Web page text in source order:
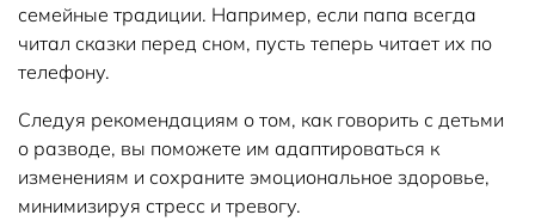
семейные традиции. Например, если папа всегда
читал сказки перед сном, пусть теперь читает их по
телефону.
Следуя рекомендациям о том, как говорить с детьми
о разводе, вы поможете им адаптироваться к
изменениям и сохраните эмоциональное здоровье,
минимизируя стресс и тревогу.